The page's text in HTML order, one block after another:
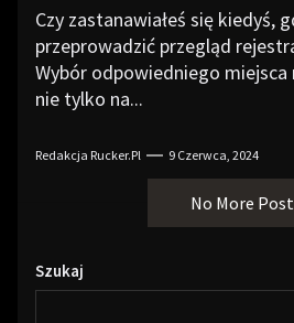
Czy zastanawiałeś się kiedyś,
przeprowadzić przegląd
Wybór odpowiedniego miejsca
nie tylko na...
Redakcja Rucker.pl 9 Czerwca, 2024
No More
Szukaj